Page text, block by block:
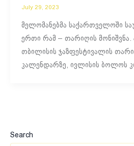
July 29, 2023
მელომანებმა საქართველოში
ერთი რამ – თარიღის
თბილისის ჯაზფესტივალის
კალენდარზე, ივლისის ბოლოს
Search